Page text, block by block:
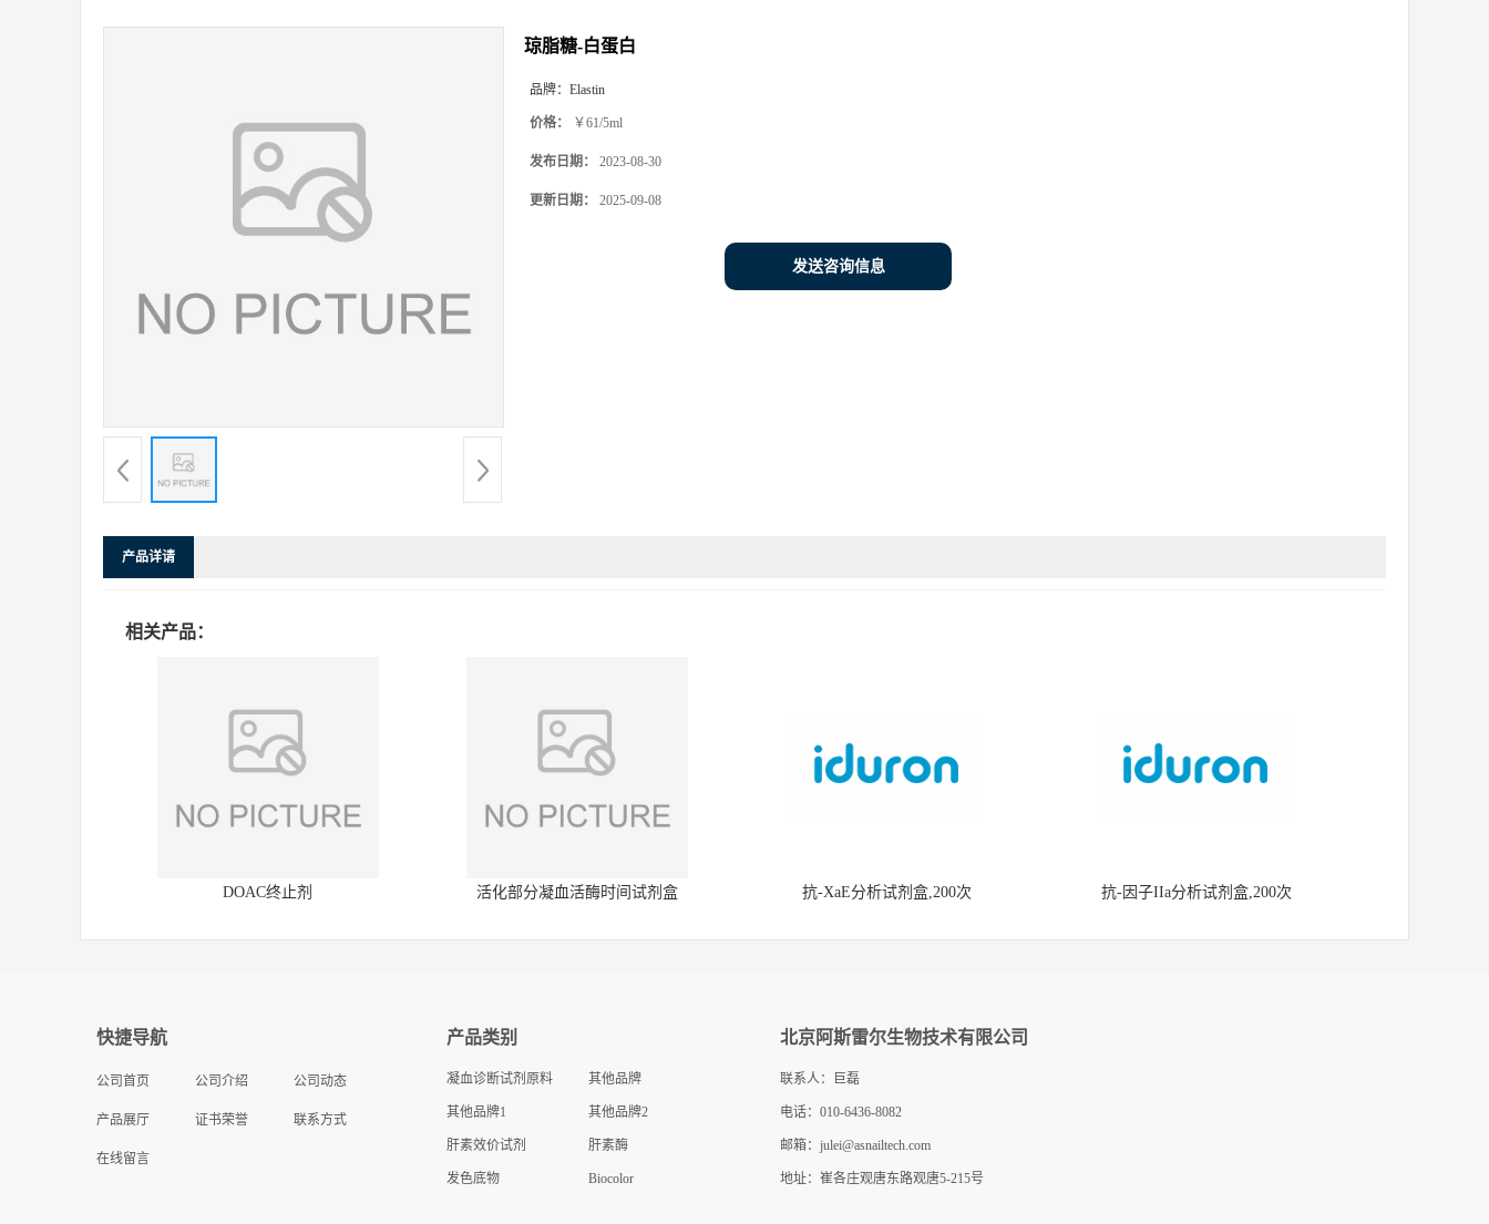
琼脂糖-白蛋白
品牌： Elastin
价格： ￥61/5ml
发布日期： 2023-08-30
更新日期： 2025-09-08
发送咨询信息
产品详请
相关产品：
DOAC终止剂 活化部分凝血活酶时间试剂盒 抗-XaE分析试剂盒,200次 抗-因子IIa分析试剂盒,200次
快捷导航
公司首页 公司介绍 公司动态
产品展厅 证书荣誉 联系方式
在线留言
产品类别
凝血诊断试剂原料 其他品牌
其他品牌1 其他品牌2
肝素效价试剂 肝素酶
发色底物 Biocolor
北京阿斯雷尔生物技术有限公司
联系人：巨磊
电话：010-6436-8082
邮箱： julei@asnailtech.com
地址：崔各庄观唐东路观唐5-215号